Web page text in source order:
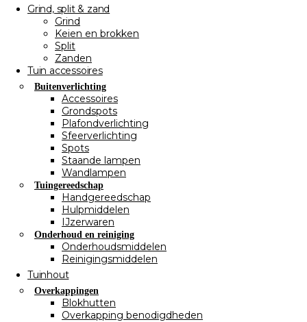
Grind, split & zand
Grind
Keien en brokken
Split
Zanden
Tuin accessoires
Buitenverlichting
Accessoires
Grondspots
Plafondverlichting
Sfeerverlichting
Spots
Staande lampen
Wandlampen
Tuingereedschap
Handgereedschap
Hulpmiddelen
IJzerwaren
Onderhoud en reiniging
Onderhoudsmiddelen
Reinigingsmiddelen
Tuinhout
Overkappingen
Blokhutten
Overkapping benodigdheden